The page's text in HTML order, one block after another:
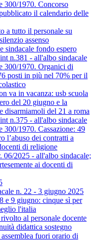
300/1970. Concorso
il calendario delle
a tutto il personale su
assenso
sindacale fondo espero
n.381 - all'albo sindacale
300/1970. Organici di
posti in più nel 70% per il
va in vacanza: usb scuola
del 20 giugno e la
disarmiamoli del 21 a roma
n.375 - all'albo sindacale
300/1970. Cassazione: 49
l’abuso dei contratti a
di religione
06/2025 - all'albo sindacale;
ai docenti di
n. 22 - 3 giugno 2025
e 9 giugno: cinque sì per
l'italia
al personale docente
didattica sostegno
fuori orario di